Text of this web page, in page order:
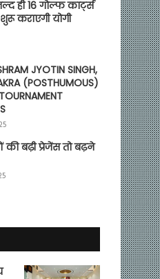
ही 16 गोल्फ कार्ट्स
कराएगी योगी
JYOTIN SINGH,
(POSTHUMOUS)
की बढ़ी प्रेजेंस तो बढ़ने